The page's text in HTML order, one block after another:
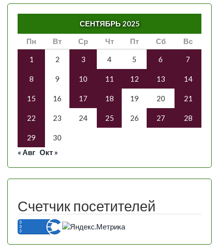
СЕНТЯБРЬ 2025
Пн
Вт Ср Чт Пт Сб Вс
1 2 3 4 5 6 7
8 9 10 11 12 13 14
15 16 17 18 19 20 21
22 23 24 25 26 27 28
29
30
« Авг Окт »
Счетчик посетителей